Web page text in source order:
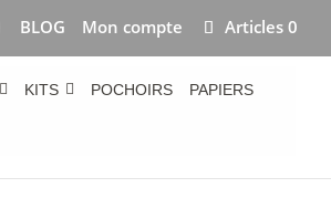
BLOG Mon compte Articles 0
KITS POCHOIRS PAPIERS